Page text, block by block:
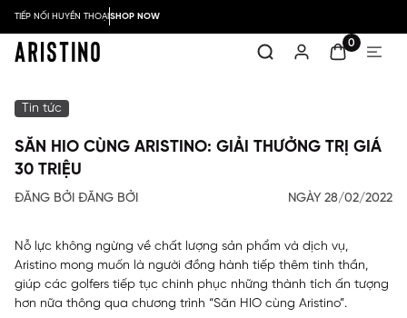
TIẾP NỐI HUYỀN THOẠISHOP NOW
0
Tin tức
SĂN HIO CÙNG ARISTINO: GIẢI THƯỞNG TRỊ GIÁ
30 TRIỆU
ĐĂNG BỞI ĐĂNG BỞI NGÀY 28/02/2022
Nỗ lực không ngừng về chất lượng sản phẩm và dịch vụ,
Aristino mong muốn là người đồng hành tiếp thêm tinh thần,
giúp các golfers tiếp tục chinh phục những thành tích ấn tượng
hơn nữa thông qua chương trình “Săn HIO cùng Aristino”.